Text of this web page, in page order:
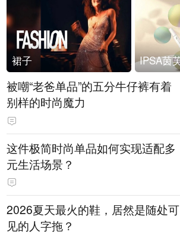
裙子
被嘲“老爸单品”的五分牛仔裤有着
别样的时尚魔力
这件极简时尚单品如何实现适配多
元生活场景？
2026夏天最火的鞋，居然是随处可
见的人字拖？